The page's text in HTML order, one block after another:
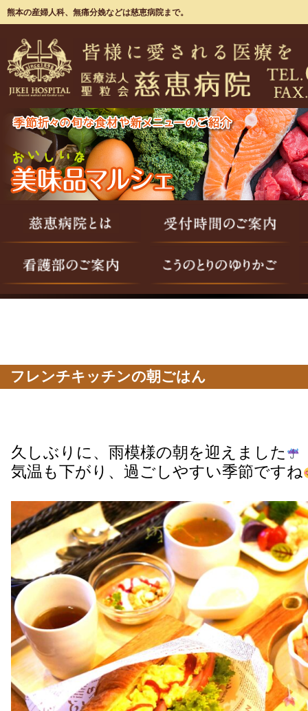
熊本の産婦人科、無痛分娩などは慈恵病院まで。
フレンチキッチンの朝ごはん
久しぶりに、雨模様の朝を迎えました
気温も下がり、過ごしやすい季節ですね